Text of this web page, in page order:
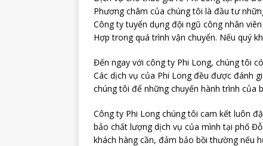
Phương châm của chúng tôi là đầu tư
Công ty tuyển dụng đội ngũ công nhân
Hợp trong quá trình vận chuyển. Nếu quý
Đến ngay với công ty Phi Long, chúng tôi
Các dịch vụ của Phi Long đều được đánh
chúng tôi để những chuyến hành trình của
Công ty Phi Long chúng tôi cam kết luôn
bảo chất lượng dịch vụ của mình tại phố
khách hàng cần, đảm bảo bồi thường nếu